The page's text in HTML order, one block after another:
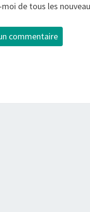
moi de tous les